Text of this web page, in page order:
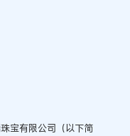
宝有限公司（以下简